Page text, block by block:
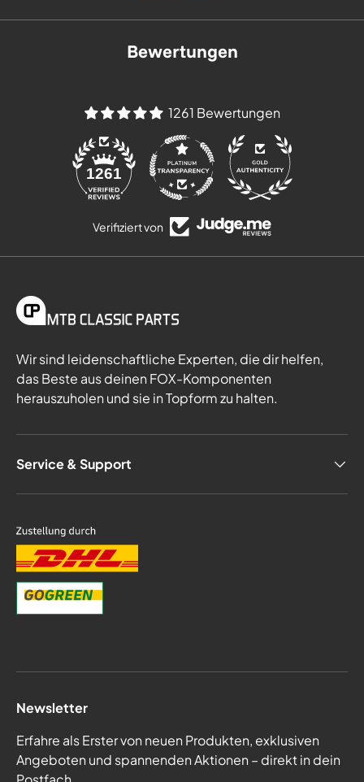
Bewertungen
1261 Bewertungen
1261
Verifiziert von
Wir sind leidenschaftliche Experten, die dir helfen,
das Beste aus deinen FOX-Komponenten
herauszuholen und sie in Topform zu halten.
Service & Support
Newsletter
Erfahre als Erster von neuen Produkten, exklusiven
Angeboten und spannenden Aktionen – direkt in dein